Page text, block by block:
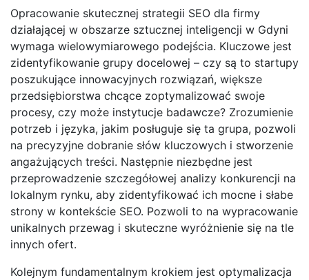
Opracowanie skutecznej strategii SEO dla firmy
działającej w obszarze sztucznej inteligencji w Gdyni
wymaga wielowymiarowego podejścia. Kluczowe jest
zidentyfikowanie grupy docelowej – czy są to startupy
poszukujące innowacyjnych rozwiązań, większe
przedsiębiorstwa chcące zoptymalizować swoje
procesy, czy może instytucje badawcze? Zrozumienie
potrzeb i języka, jakim posługuje się ta grupa, pozwoli
na precyzyjne dobranie słów kluczowych i stworzenie
angażujących treści. Następnie niezbędne jest
przeprowadzenie szczegółowej analizy konkurencji na
lokalnym rynku, aby zidentyfikować ich mocne i słabe
strony w kontekście SEO. Pozwoli to na wypracowanie
unikalnych przewag i skuteczne wyróżnienie się na tle
innych ofert.
Kolejnym fundamentalnym krokiem jest optymalizacja